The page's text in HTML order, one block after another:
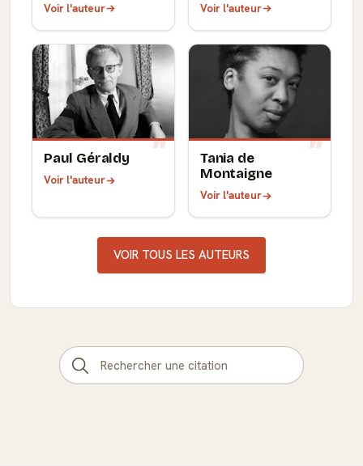
Voir l'auteur Voir l'auteur
Paul Géraldy
Voir l'auteur
Tania de
Montaigne
Voir l'auteur
VOIR TOUS LES AUTEURS